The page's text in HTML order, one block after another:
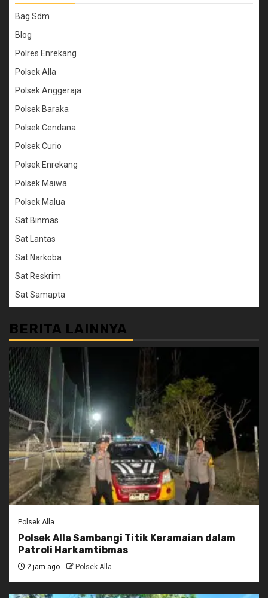
Bag Sdm
Blog
Polres Enrekang
Polsek Alla
Polsek Anggeraja
Polsek Baraka
Polsek Cendana
Polsek Curio
Polsek Enrekang
Polsek Maiwa
Polsek Malua
Sat Binmas
Sat Lantas
Sat Narkoba
Sat Reskrim
Sat Samapta
BERITA LAINNYA
Polsek Alla
Polsek Alla Sambangi Titik Keramaian dalam
Patroli Harkamtibmas
2 jam ago Polsek Alla